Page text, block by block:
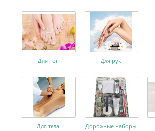
Для ног Для рук
Для тела Дорожные наборы